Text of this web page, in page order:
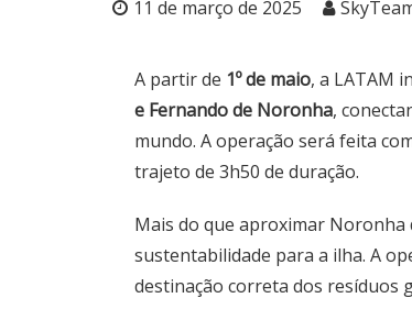
11 de março de 2025
A partir de 1º de maio, a LATAM
e Fernando de Noronha,
mundo. A operação será feita
trajeto de 3h50 de duração.
Mais do que aproximar Noronha
sustentabilidade para a ilha. A
destinação correta dos resíduos